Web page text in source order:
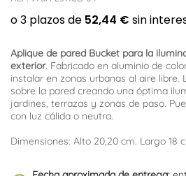
Aplique de pared Bucket para la
exterior. Fabricado en aluminio de
instalar en zonas urbanas al aire libre.
sobre la pared creando una óptima
jardines, terrazas y zonas de paso.
con luz cálida o neutra.
Dimensiones: Alto 20,20 cm. Largo 18